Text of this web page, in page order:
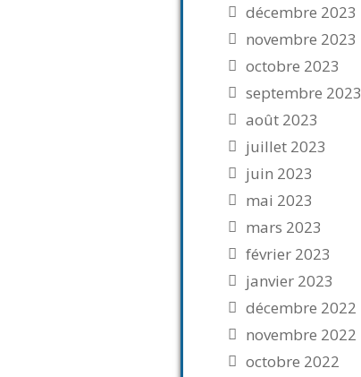
décembre 2023
novembre 2023
octobre 2023
septembre 2023
août 2023
juillet 2023
juin 2023
mai 2023
mars 2023
février 2023
janvier 2023
décembre 2022
novembre 2022
octobre 2022